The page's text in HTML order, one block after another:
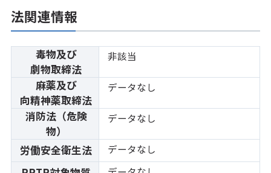
法関連情報
毒物及び
劇物取締法
非該当
麻薬及び
向精神薬取締法
データなし
消防法（危険
物）
データなし
労働安全衛生法 データなし